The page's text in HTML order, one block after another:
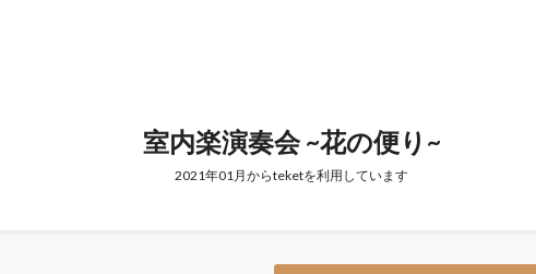
室内楽演奏会 ~花の便り~
2021年01月からteketを利用しています